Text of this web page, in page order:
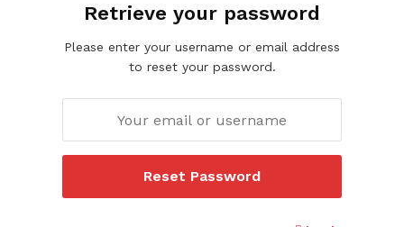
Retrieve your password
Please enter your username or email address
to reset your password.